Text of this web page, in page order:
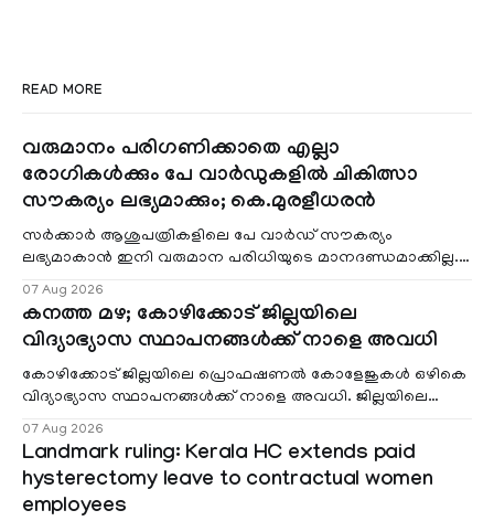
READ MORE
വരുമാനം പരിഗണിക്കാതെ എല്ലാ
രോഗികൾക്കും പേ വാർഡുകളിൽ ചികിത്സാ
സൗകര്യം ലഭ്യമാക്കും; കെ.മുരളീധരൻ
സർക്കാർ ആശുപത്രികളിലെ പേ വാർഡ് സൗകര്യം
ലഭ്യമാകാൻ ഇനി വരുമാന പരിധിയുടെ മാനദണ്ഡമാക്കില്ല.
07 Aug 2026
കനത്ത മഴ; കോഴിക്കോട് ജില്ലയിലെ
വിദ്യാഭ്യാസ സ്ഥാപനങ്ങൾക്ക് നാളെ അവധി
കോഴിക്കോട് ജില്ലയിലെ പ്രൊഫഷണൽ കോളേജുകൾ ഒഴികെ
വിദ്യാഭ്യാസ സ്ഥാപനങ്ങൾക്ക് നാളെ അവധി. ജില്ലയിലെ
07 Aug 2026
Landmark ruling: Kerala HC extends paid
hysterectomy leave to contractual women
employees